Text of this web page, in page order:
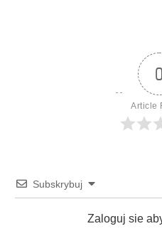
0
Article
Subskrybuj
Zaloguj sie